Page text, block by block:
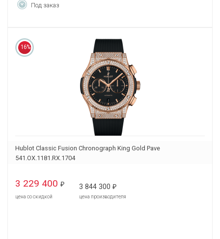
Под заказ
16%
Hublot Classic Fusion Chronograph King Gold Pave
541.OX.1181.RX.1704
3 229 400 ₽
цена со скидкой
3 844 300 ₽
цена производителя